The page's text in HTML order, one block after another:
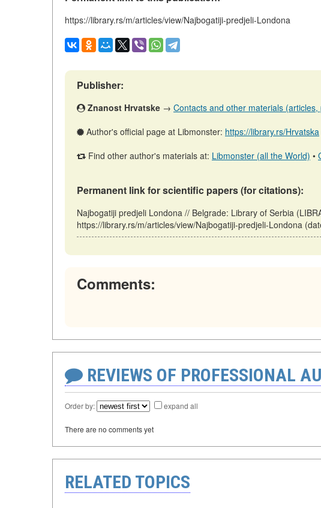
https://library.rs/m/articles/view/Najbogatiji-predjeli-Londona
Publisher:
Znanost Hrvatske → Contacts and other materials (articles,
Author's official page at Libmonster: https://library.rs/Hrvatska
Find other author's materials at: Libmonster (all the World) •
Permanent link for scientific papers (for citations):
Najbogatiji predjeli Londona // Belgrade: Library of Serbia
https://library.rs/m/articles/view/Najbogatiji-predjeli-Londona
Comments:
REVIEWS OF PROFESSIONAL
Order by: expand all
There are no comments yet
RELATED TOPICS